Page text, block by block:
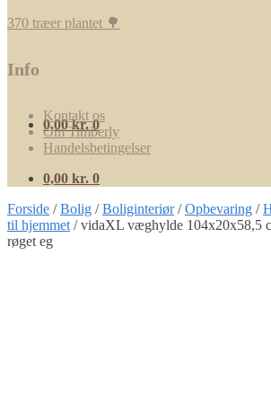
0,00kr. 0
370 træer plantet 🌳
Info
Kontakt os
Om Timberly
Handelsbetingelser
0,00 kr. 0
Forside /Bolig /Boliginteriør/Opbevaring /
til hjemmet /vidaXL væghylde 104x20x58,5
røget eg